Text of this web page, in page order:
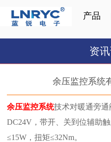
产品
资
余压监控系统
余压监控系统技术对暖通旁通
DC24V，带开、关到位辅助
≤15W，扭矩≤32Nm。